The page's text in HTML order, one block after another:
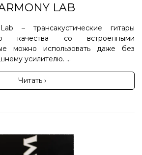
LAB
– трансакустические гитары
качества со встроенными
можно использовать даже без
усилителю. ...
Читать ›